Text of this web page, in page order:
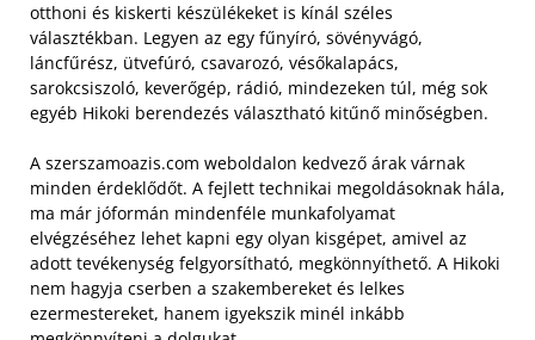
otthoni és kiskerti készülékeket is kínál széles
választékban. Legyen az egy fűnyíró, sövényvágó,
láncfűrész, ütvefúró, csavarozó, vésőkalapács,
sarokcsiszoló, keverőgép, rádió, mindezeken túl, még sok
egyéb Hikoki berendezés választható kitűnő minőségben.
A szerszamoazis.com weboldalon kedvező árak várnak
minden érdeklődőt. A fejlett technikai megoldásoknak hála,
ma már jóformán mindenféle munkafolyamat
elvégzéséhez lehet kapni egy olyan kisgépet, amivel az
adott tevékenység felgyorsítható, megkönnyíthető. A Hikoki
nem hagyja cserben a szakembereket és lelkes
ezermestereket, hanem igyekszik minél inkább